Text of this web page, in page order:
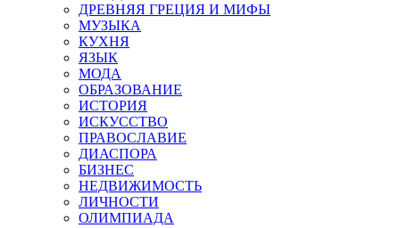
ДРЕВНЯЯ ГРЕЦИЯ И МИФЫ
МУЗЫКА
КУХНЯ
ЯЗЫК
МОДА
ОБРАЗОВАНИЕ
ИСТОРИЯ
ИСКУССТВО
ПРАВОСЛАВИЕ
ДИАСПОРА
БИЗНЕС
НЕДВИЖИМОСТЬ
ЛИЧНОСТИ
ОЛИМПИАДА